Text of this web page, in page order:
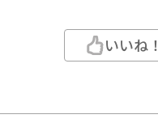
いいね！